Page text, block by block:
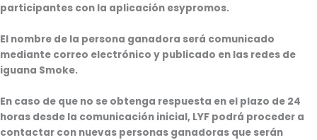
participantes con la aplicación esypromos.
El nombre de la persona ganadora será comunicado
mediante correo electrónico y publicado en las redes de
iguana Smoke.
En caso de que no se obtenga respuesta en el plazo de 24
horas desde la comunicación inicial, LYF podrá proceder a
contactar con nuevas personas ganadoras que serán